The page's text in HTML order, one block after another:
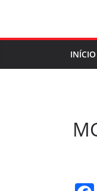
INÍCIO